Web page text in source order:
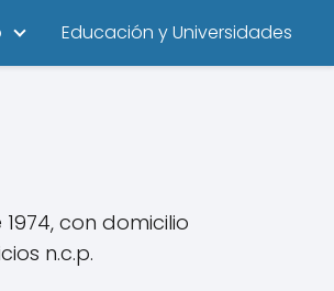
Educación y Universidades
con domicilio
n.c.p.